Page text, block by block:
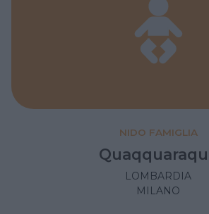
NIDO FAMIGLIA
LOMBARDIA
MILANO